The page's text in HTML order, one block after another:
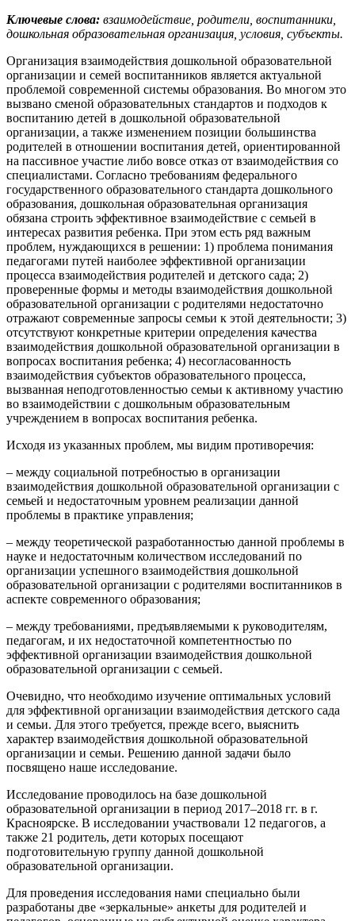
Ключевые слова: взаимодействие, родители, воспитанники,
дошкольная образовательная организация, условия, субъекты.
Организация взаимодействия дошкольной образовательной
организации и семей воспитанников является актуальной
проблемой современной системы образования. Во многом это
вызвано сменой образовательных стандартов и подходов к
воспитанию детей в дошкольной образовательной
организации, а также изменением позиции большинства
родителей в отношении воспитания детей, ориентированной
на пассивное участие либо вовсе отказ от взаимодействия со
специалистами. Согласно требованиям федерального
государственного образовательного стандарта дошкольного
образования, дошкольная образовательная организация
обязана строить эффективное взаимодействие с семьей в
интересах развития ребенка. При этом есть ряд важным
проблем, нуждающихся в решении: 1) проблема понимания
педагогами путей наиболее эффективной организации
процесса взаимодействия родителей и детского сада; 2)
проверенные формы и методы взаимодействия дошкольной
образовательной организации с родителями недостаточно
отражают современные запросы семьи к этой деятельности; 3)
отсутствуют конкретные критерии определения качества
взаимодействия дошкольной образовательной организации в
вопросах воспитания ребенка; 4) несогласованность
взаимодействия субъектов образовательного процесса,
вызванная неподготовленностью семьи к активному участию
во взаимодействии с дошкольным образовательным
учреждением в вопросах воспитания ребенка.
Исходя из указанных проблем, мы видим противоречия:
– между социальной потребностью в организации
взаимодействия дошкольной образовательной организации с
семьей и недостаточным уровнем реализации данной
проблемы в практике управления;
– между теоретической разработанностью данной проблемы в
науке и недостаточным количеством исследований по
организации успешного взаимодействия дошкольной
образовательной организации с родителями воспитанников в
аспекте современного образования;
– между требованиями, предъявляемыми к руководителям,
педагогам, и их недостаточной компетентностью по
эффективной организации взаимодействия дошкольной
образовательной организации с семьей.
Очевидно, что необходимо изучение оптимальных условий
для эффективной организации взаимодействия детского сада
и семьи. Для этого требуется, прежде всего, выяснить
характер взаимодействия дошкольной образовательной
организации и семьи. Решению данной задачи было
посвящено наше исследование.
Исследование проводилось на базе дошкольной
образовательной организации в период 2017–2018 гг. в г.
Красноярске. В исследовании участвовали 12 педагогов, а
также 21 родитель, дети которых посещают
подготовительную группу данной дошкольной
образовательной организации.
Для проведения исследования нами специально были
разработаны две «зеркальные» анкеты для родителей и